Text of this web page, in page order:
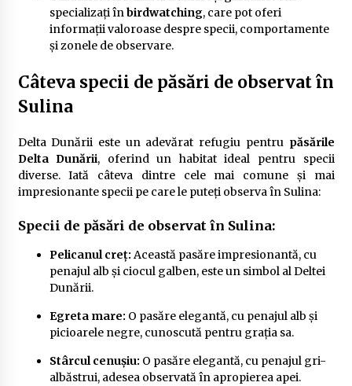
specializați înbirdwatching, care pot oferi
informații valoroase despre specii, comportamente
și zonele de observare.
Câteva specii de păsări de observat în
Sulina
Delta Dunării este un adevărat refugiu pentru păsările
Delta Dunării, oferind un habitat ideal pentru specii
diverse. Iată câteva dintre cele mai comune și mai
impresionante specii pe care le puteți observa în Sulina:
Specii de păsări de observat în Sulina:
Pelicanul creț: Această pasăre impresionantă, cu
penajul alb și ciocul galben, este un simbol al Deltei
Dunării.
Egreta mare: O pasăre elegantă, cu penajul alb și
picioarele negre, cunoscută pentru grația sa.
Stârcul cenușiu: O pasăre elegantă, cu penajul gri-
albăstrui, adesea observată în apropierea apei.